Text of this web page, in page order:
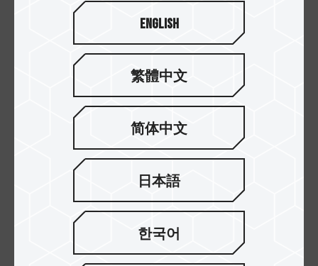
Z54E M.2 PCIe 5.0 固態
NV5000 M.2 PCIe 4.0 固
態硬碟
English
繁體中文
简体中文
日本語
한국어